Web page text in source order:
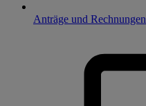
Anträge und